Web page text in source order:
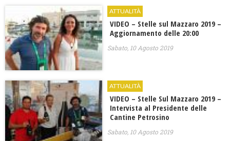
ATTUALITÀ
VIDEO – Stelle sul Mazzaro 2019 –
Aggiornamento delle 20:00
Sabato, 10 Agosto 2019
ATTUALITÀ
VIDEO – Stelle Sul Mazzaro 2019 –
Intervista al Presidente delle
Cantine Petrosino
Sabato, 10 Agosto 2019